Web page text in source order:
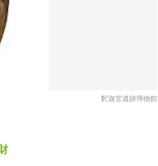
釈迦堂遺跡博物館